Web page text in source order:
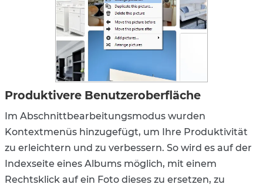
Produktivere Benutzeroberfläche
Im Abschnittbearbeitungsmodus wurden
Kontextmenüs hinzugefügt, um Ihre Produktivität
zu erleichtern und zu verbessern. So wird es auf der
Indexseite eines Albums möglich, mit einem
Rechtsklick auf ein Foto dieses zu ersetzen, zu